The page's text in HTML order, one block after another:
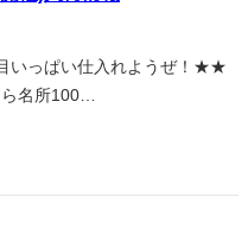
いっぱい仕入れようぜ！★★
名所100…